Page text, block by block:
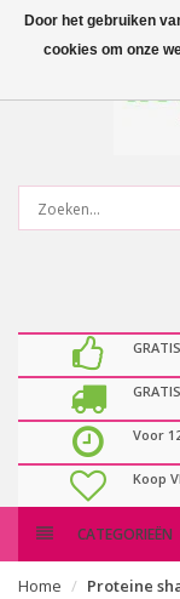
0
Voor
Koop
CATEGORIEËN
Home Proteine
Door het gebruiken
cookies om onze